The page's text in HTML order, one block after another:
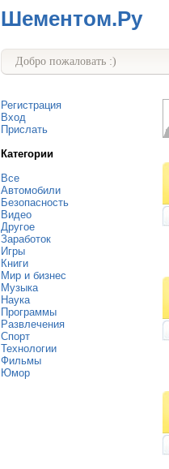
Шементом.Ру
Добро пожаловать :)
Регистрация
Вход
Прислать
Категории
Все
Автомобили
Безопасность
Видео
Другое
Заработок
Игры
Книги
Мир и бизнес
Музыка
Наука
Программы
Развлечения
Спорт
Технологии
Фильмы
Юмор